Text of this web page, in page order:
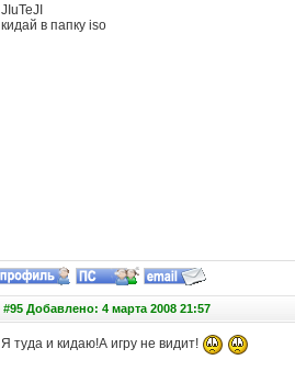
JIuTeJI
кидай в папку iso
#95 Добавлено: 4 марта 2008 21:57
Я туда и кидаю!А игру не видит!